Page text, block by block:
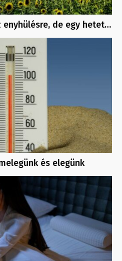
enyhülésre, de egy hetet…
és elegünk